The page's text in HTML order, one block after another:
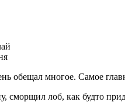
обещал многое. Самое
сморщил лоб, как будто